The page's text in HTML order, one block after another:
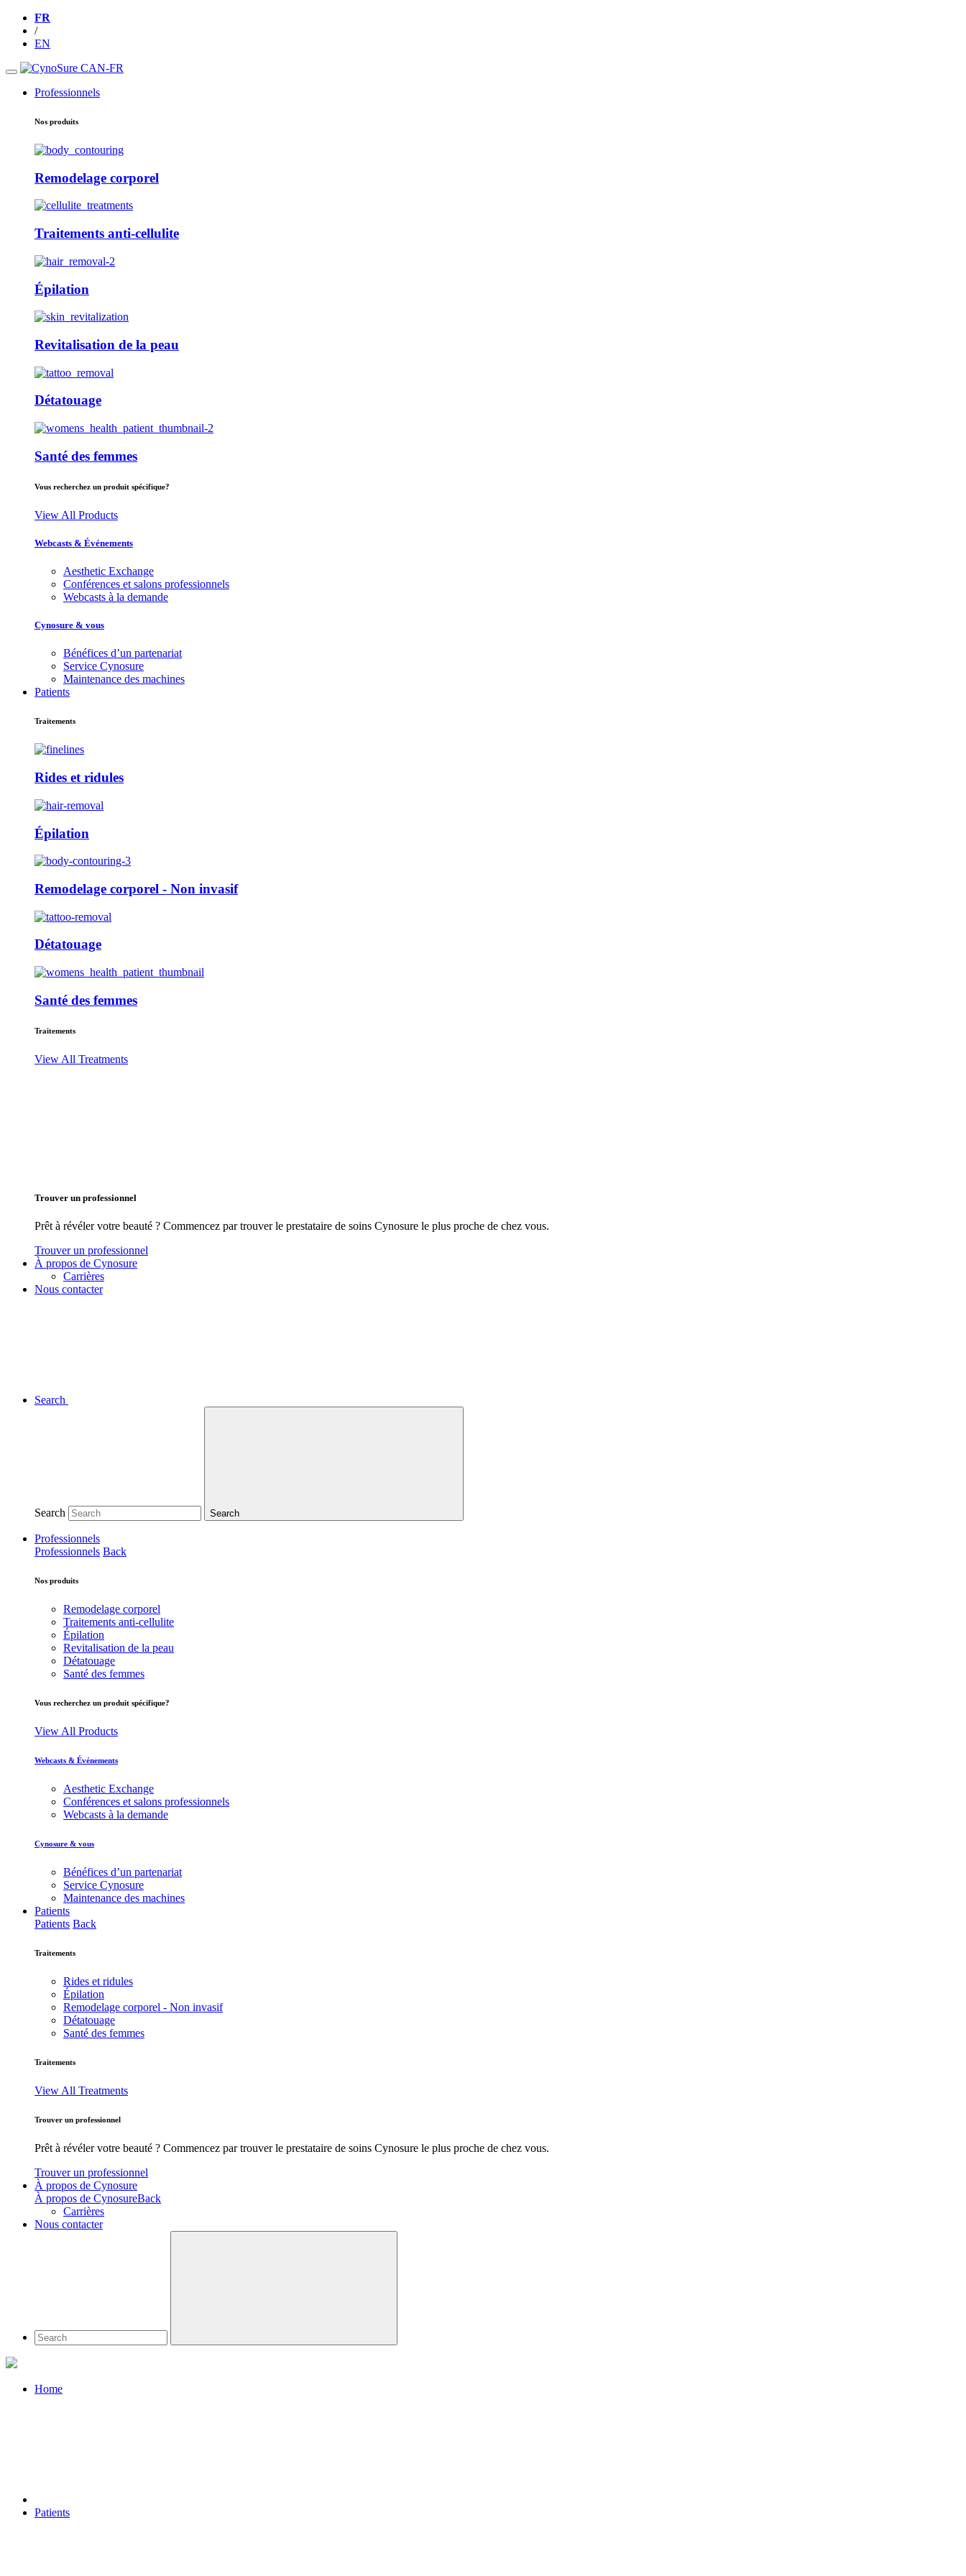
FR
/
EN
Professionnels
Nos produits
Remodelage corporel
Traitements anti-cellulite
Épilation
Revitalisation de la peau
Détatouage
Santé des femmes
Vous recherchez un produit spécifique?
View All Products
Webcasts & Événements
Aesthetic Exchange
Conférences et salons professionnels
Webcasts à la demande
Cynosure & vous
Bénéfices d’un partenariat
Service Cynosure
Maintenance des machines
Patients
Traitements
Rides et ridules
Épilation
Remodelage corporel - Non invasif
Détatouage
Santé des femmes
Traitements
View All Treatments
Trouver un professionnel
Prêt à révéler votre beauté ? Commencez par trouver le prestataire de soins Cynosure le plus proche de chez vous.
Trouver un professionnel
À propos de Cynosure
Carrières
Nous contacter
Search
Search Search
Professionnels
Professionnels Back
Nos produits
Remodelage corporel
Traitements anti-cellulite
Épilation
Revitalisation de la peau
Détatouage
Santé des femmes
Vous recherchez un produit spécifique?
View All Products
Webcasts & Événements
Aesthetic Exchange
Conférences et salons professionnels
Webcasts à la demande
Cynosure & vous
Bénéfices d’un partenariat
Service Cynosure
Maintenance des machines
Patients
Patients Back
Traitements
Rides et ridules
Épilation
Remodelage corporel - Non invasif
Détatouage
Santé des femmes
Traitements
View All Treatments
Trouver un professionnel
Prêt à révéler votre beauté ? Commencez par trouver le prestataire de soins Cynosure le plus proche de chez vous.
Trouver un professionnel
À propos de Cynosure
À propos de CynosureBack
Carrières
Nous contacter
Home
Patients